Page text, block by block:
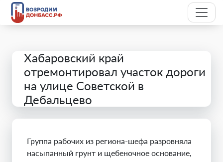
Хабаровский край
отремонтировал участок дороги
на улице Советской в
Дебальцево
Группа рабочих из региона-шефа разровняла
насыпанный грунт и щебеночное основание,